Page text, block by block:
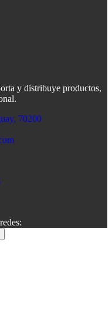
y distribuye productos,
70200